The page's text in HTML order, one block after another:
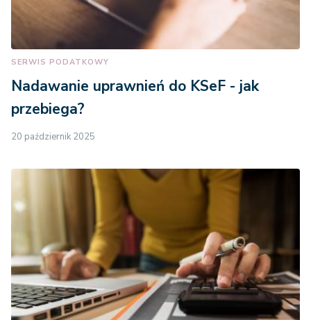
SERWIS PODATKOWY
Nadawanie uprawnień do KSeF - jak
przebiega?
20 październik 2025